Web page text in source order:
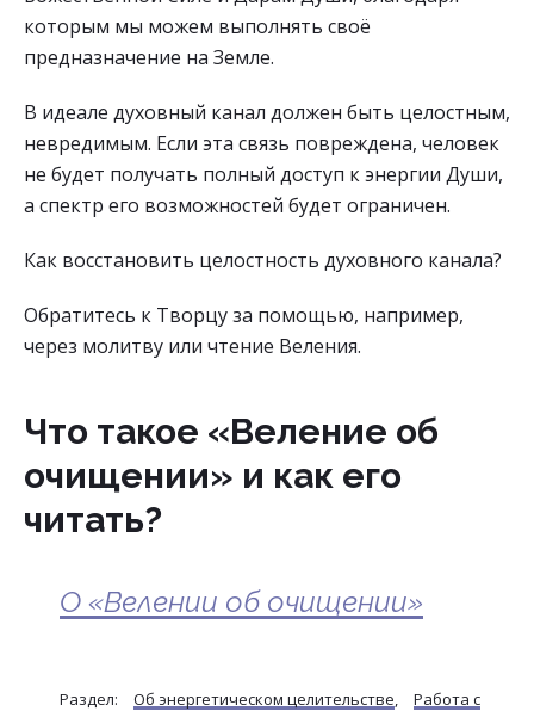
которым мы можем выполнять своё
предназначение на Земле.
В идеале духовный канал должен быть целостным,
невредимым. Если эта связь повреждена, человек
не будет получать полный доступ к энергии Души,
а спектр его возможностей будет ограничен.
Как восстановить целостность духовного канала?
Обратитесь к Творцу за помощью, например,
через молитву или чтение Веления.
Что такое «Веление об
очищении» и как его
читать?
О «Велении об очищении»
Раздел: Об энергетическом целительстве
Работа с